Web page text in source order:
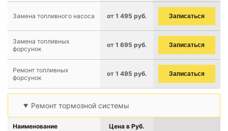
Замена топливного насоса от 1 495 руб. Записаться
Замена топливных
форсунок
от 1 695 руб. Записаться
Ремонт топливных
форсунок
от 1 495 руб. Записаться
Ремонт тормозной системы
Наименование Цена в Руб.